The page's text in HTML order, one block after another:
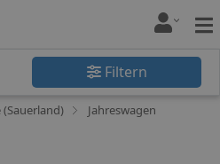
Filtern
(Sauerland) Jahreswagen